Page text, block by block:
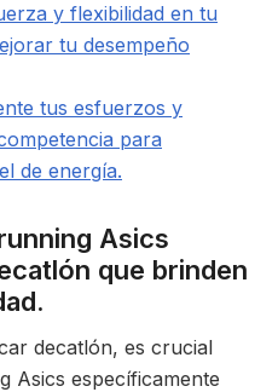
y flexibilidad en tu
tu desempeño
tus esfuerzos y
para
de energía.
Asics
que brinden
decatlón, es crucial
Asics específicamente